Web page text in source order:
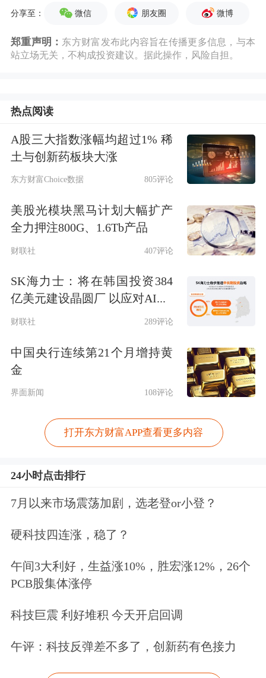
分享至： 微信 朋友圈 微博
郑重声明： 东方财富发布此内容旨在传播更多信息，与本
站立场无关，不构成投资建议。据此操作，风险自担。
热点阅读
A股三大指数涨幅均超过1% 稀
土与创新药板块大涨
东方财富Choice数据 805评论
美股光模块黑马计划大幅扩产
全力押注800G、1.6Tb产品
财联社 407评论
SK海力士：将在韩国投资384
亿美元建设晶圆厂 以应对AI...
财联社 289评论
中国央行连续第21个月增持黄
金
界面新闻 108评论
打开东方财富APP查看更多内容
24小时点击排行
7月以来市场震荡加剧，选老登or小登？
硬科技四连涨，稳了？
午间3大利好，生益涨10%，胜宏涨12%，26个
PCB股集体涨停
科技巨震 利好堆积 今天开启回调
午评：科技反弹差不多了，创新药有色接力